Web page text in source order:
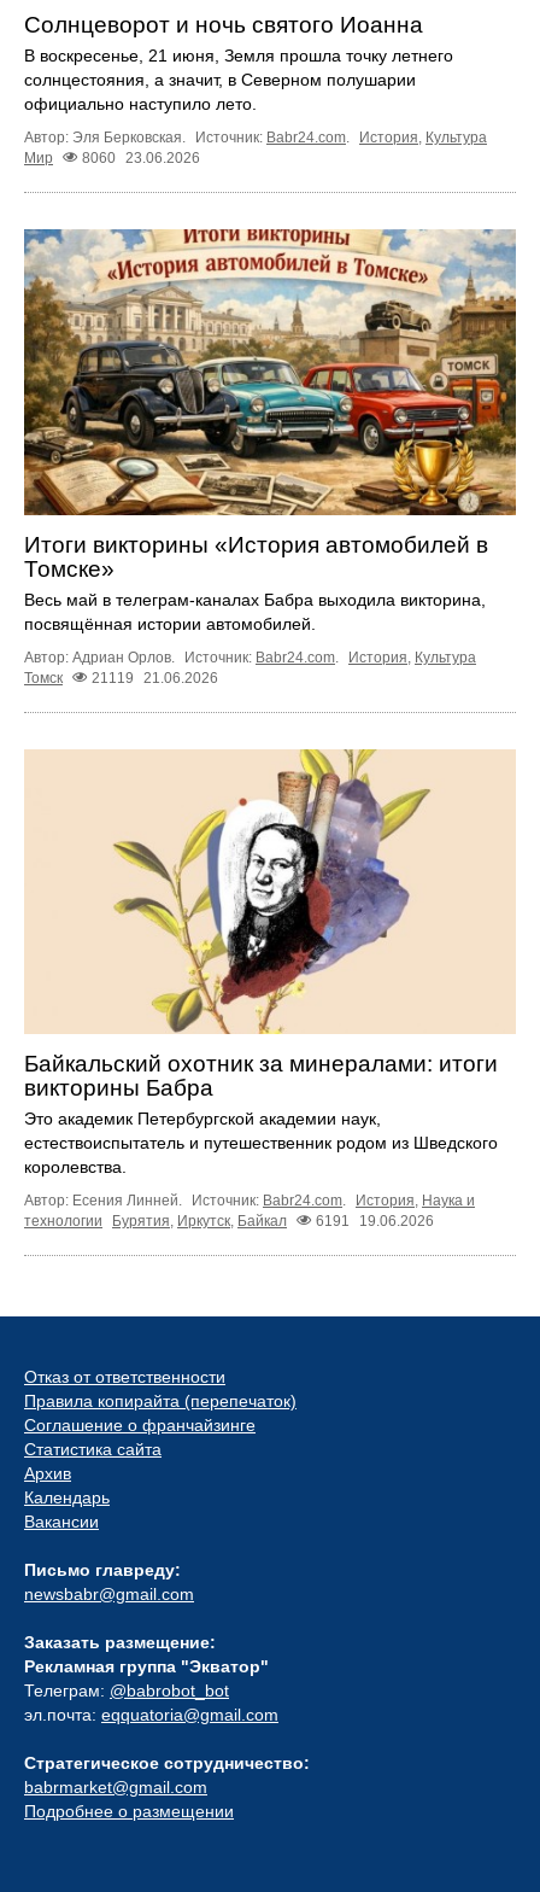
Солнцеворот и ночь святого Иоанна
В воскресенье, 21 июня, Земля прошла точку летнего
солнцестояния, а значит, в Северном полушарии
официально наступило лето.
Автор: Эля Берковская. Источник: Babr24.com История Культура
Мир
8060 23.06.2026
Итоги викторины «История автомобилей в
Томске»
Весь май в телеграм‑каналах Бабра выходила викторина,
посвящённая истории автомобилей.
Автор: Адриан Орлов. Источник: Babr24.com История Культура
Томск
21119 21.06.2026
Байкальский охотник за минералами: итоги
викторины Бабра
Это академик Петербургской академии наук,
естествоиспытатель и путешественник родом из Шведского
королевства.
Автор: Есения Линней. Источник: Babr24.com. История, Наука и
технологии
Бурятия, Иркутск, Байкал 6191 19.06.2026
Отказ от ответственности
Правила копирайта (перепечаток)
Соглашение о франчайзинге
Статистика сайта
Архив
Календарь
Вакансии
Письмо главреду:
newsbabr@gmail.com
Заказать размещение:
Рекламная группа "Экватор"
Телеграм: @babrobot_bot
эл.почта: eqquatoria@gmail.com
Стратегическое сотрудничество:
babrmarket@gmail.com
Подробнее о размещении